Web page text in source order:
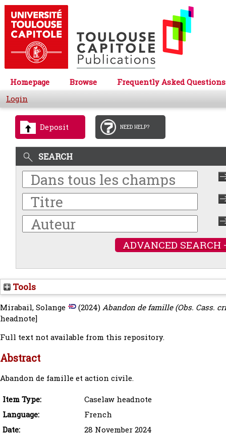
Homepage Browse
Frequently Asked Questions
Login
Deposit NEED HELP?
SEARCH
ADVANCED SEARCH
Tools
Mirabail, Solange (2024)Abandon de famille (Obs. Cass.
headnote]
Full text not available from this repository.
Abstract
Abandon de famille et action civile.
Item Type:
Caselaw headnote
Language:
French
Date:
28 November 2024